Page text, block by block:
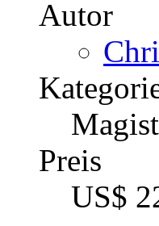
Autor
Preis
US$